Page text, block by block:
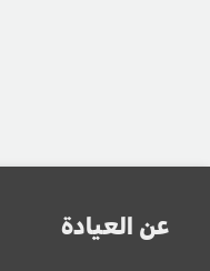
عن العيادة